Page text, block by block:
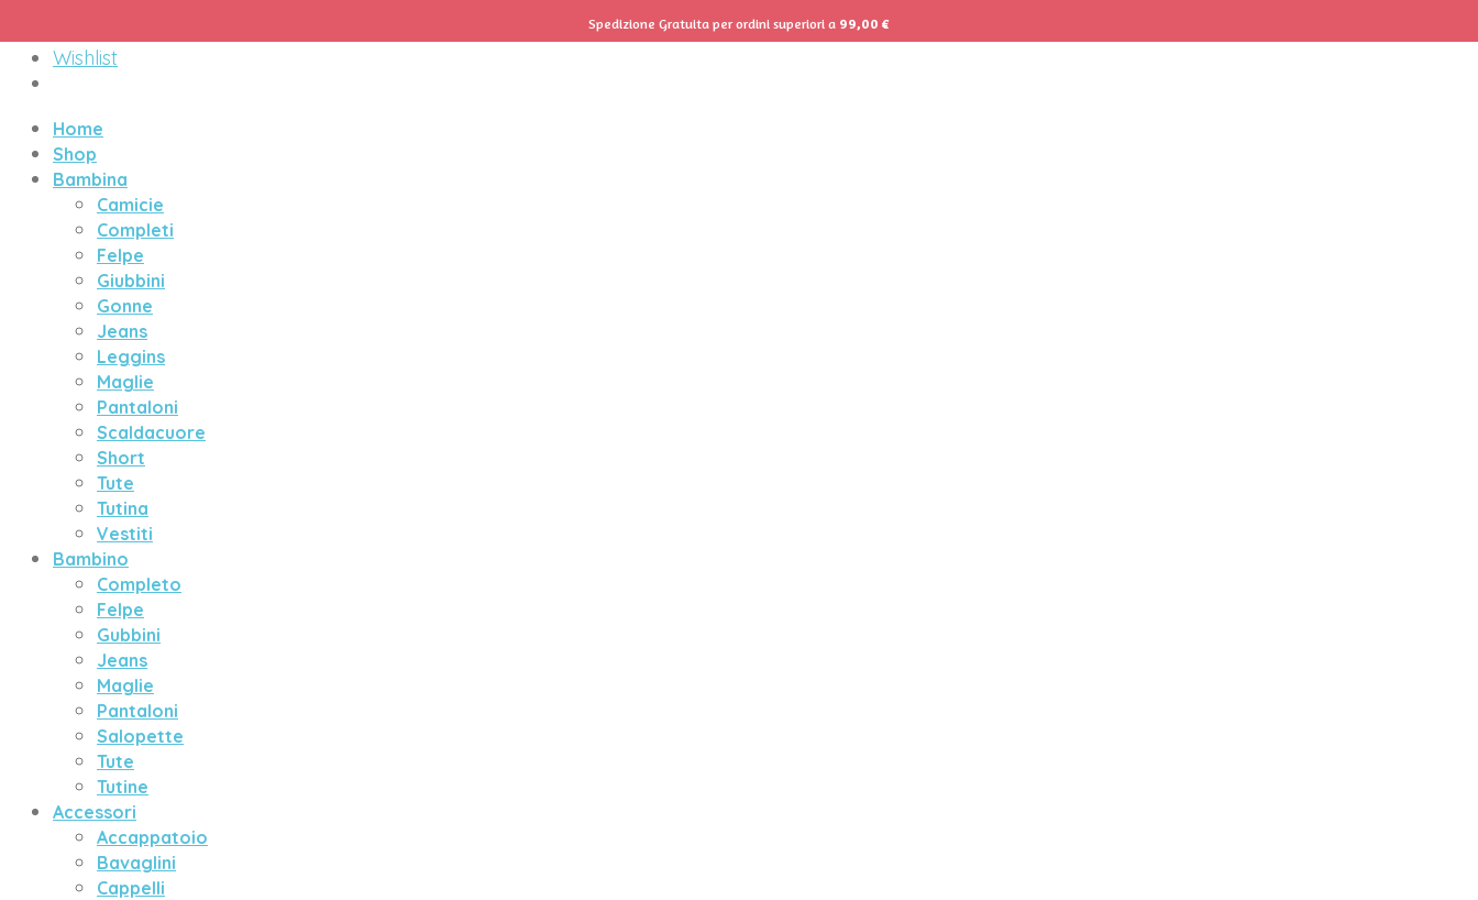
Wishlist
Home
Shop
Bambina
Camicie
Completi
Felpe
Giubbini
Gonne
Jeans
Leggins
Maglie
Pantaloni
Scaldacuore
Short
Tute
Tutina
Vestiti
Bambino
Completo
Felpe
Gubbini
Jeans
Maglie
Pantaloni
Salopette
Tute
Tutine
Accessori
Accappatoio
Bavaglini
Cappelli
Spedizione Gratuita per ordini superiori a 99,00 €